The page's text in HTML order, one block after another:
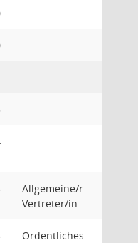
Allgemeine/r
Vertreter/in
Ordentliches